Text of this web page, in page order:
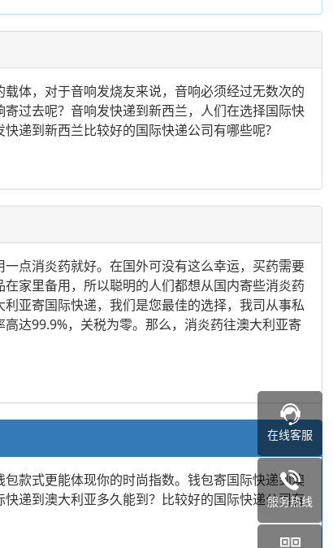
体，对于音响发烧友来说，音响必须经过无数次的
过去呢？音响发快递到新西兰，人们在选择国际快
递到新西兰比较好的国际快递公司有哪些呢?
点消炎药就好。在国外可没有这么幸运，买药需要
家里备用，所以聪明的人们都想从国内寄些消炎药
亚寄国际快递，我们是您最佳的选择，我司从事私
达99.9%，关税为零。那么，消炎药往澳大利亚寄
款式更能体现你的时尚指数。钱包寄国际快递到澳
递到澳大利亚多久能到？比较好的国际快递公司有
在线客服
服务热线